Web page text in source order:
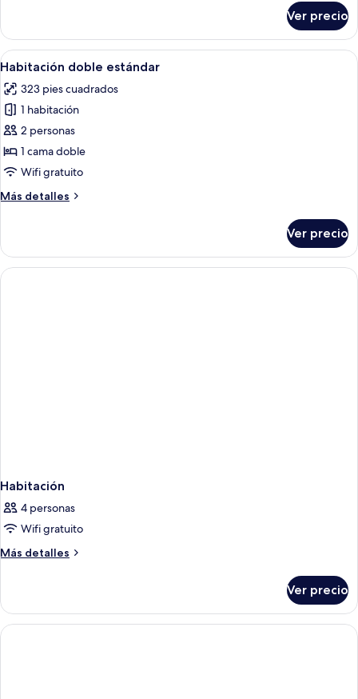
uso
individual
doble
estándar
de
individual
Ver precio
Abrir
todas
las
fotos
de
Habitación
doble
Una habitación de hotel con una
4
Habitación doble estándar
323 pies cuadrados
1 habitación
2 personas
1 cama doble
Wifi gratuito
Más detalles
Más
doble
estándar
Ver precio
Habitación
4 personas
Wifi gratuito
Más detalles
Más
Ver precio